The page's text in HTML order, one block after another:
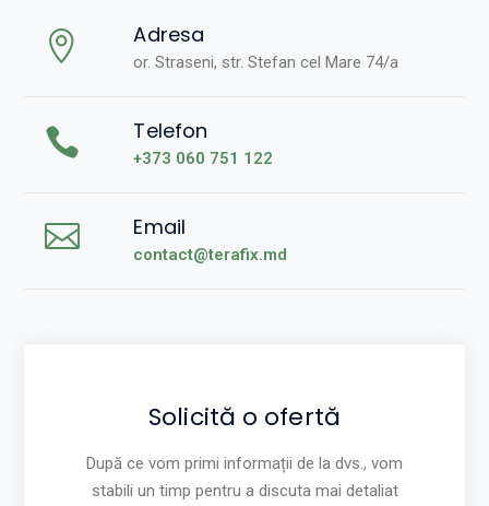
Adresa
or. Straseni, str. Stefan cel Mare 74/a
Telefon
+373 060 751 122
Email
contact@terafix.md
Solicită o ofertă
După ce vom primi informații de la dvs., vom
stabili un timp pentru a discuta mai detaliat